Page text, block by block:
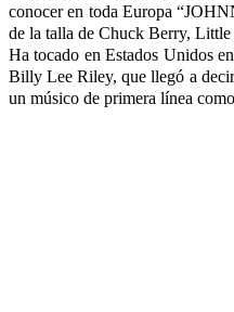
conocer en toda Europa
de la talla de Chuck Berry,
Ha tocado en Estados Unidos
Billy Lee Riley, que llegó a
un músico de primera línea